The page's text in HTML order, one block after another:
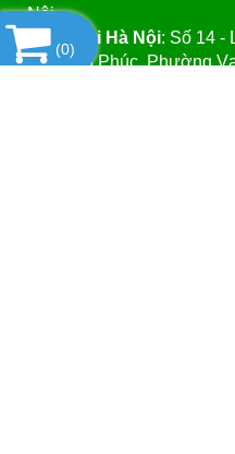
Nội.
VPGD tại Hà Nội: Số 14 -
Mới Vạn Phúc, Phường
(0)